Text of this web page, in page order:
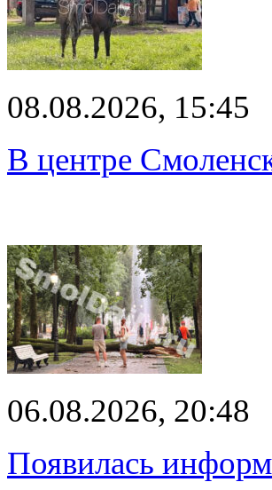
08.08.2026, 15:45
В центре
06.08.2026, 20:48
Появилась